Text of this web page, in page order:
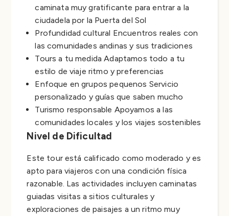
caminata muy gratificante para entrar a la
ciudadela por la Puerta del Sol
Profundidad cultural Encuentros reales con
las comunidades andinas y sus tradiciones
Tours a tu medida Adaptamos todo a tu
estilo de viaje ritmo y preferencias
Enfoque en grupos pequenos Servicio
personalizado y guías que saben mucho
Turismo responsable Apoyamos a las
comunidades locales y los viajes sostenibles
Nivel de Dificultad
Este tour está calificado como moderado y es
apto para viajeros con una condición física
razonable. Las actividades incluyen caminatas
guiadas visitas a sitios culturales y
exploraciones de paisajes a un ritmo muy